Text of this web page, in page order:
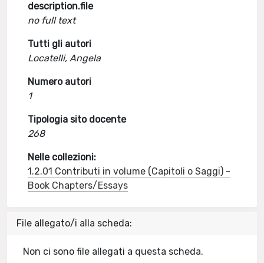
description.file
no full text
Tutti gli autori
Locatelli, Angela
Numero autori
1
Tipologia sito docente
268
Nelle collezioni:
1.2.01 Contributi in volume (Capitoli o Saggi) -
Book Chapters/Essays
File allegato/i alla scheda:
Non ci sono file allegati a questa scheda.